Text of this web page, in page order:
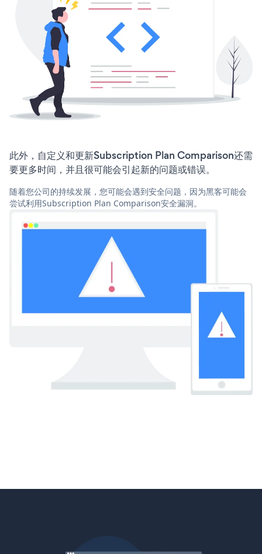
此外，自定义和更新Subscription Plan Comparison还需
要更多时间，并且很可能会引起新的问题或错误。
随着您公司的持续发展，您可能会遇到安全问题，因为黑客可能会
尝试利用Subscription Plan Comparison安全漏洞。